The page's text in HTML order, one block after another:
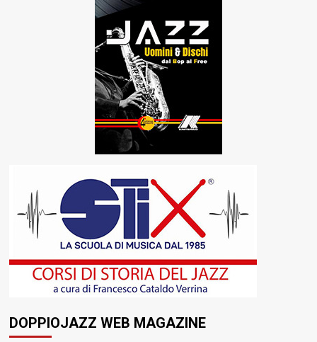
DOPPIOJAZZ WEB MAGAZINE